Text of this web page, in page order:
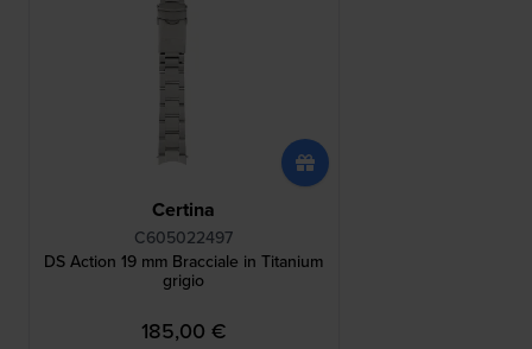
Certina
C605022497
DS Action 19 mm Bracciale in Titanium
grigio
185,00 €